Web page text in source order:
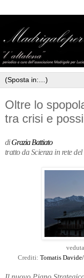
Oltre lo
tra crisi e
diGrazia Battiato
tratto da Scienza in rete del
Crediti: Tomatis